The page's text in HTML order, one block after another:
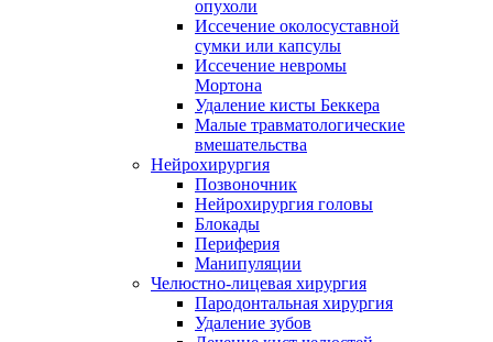
опухоли
Иссечение околосуставной
сумки или капсулы
Иссечение невромы
Мортона
Удаление кисты Беккера
Малые травматологические
вмешательства
Нейрохирургия
Позвоночник
Нейрохирургия головы
Блокады
Периферия
Манипуляции
Челюстно-лицевая хирургия
Пародонтальная хирургия
Удаление зубов